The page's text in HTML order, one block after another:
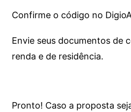
Confirme o código no
Envie seus documentos de
renda e de residência.
Pronto! Caso a proposta